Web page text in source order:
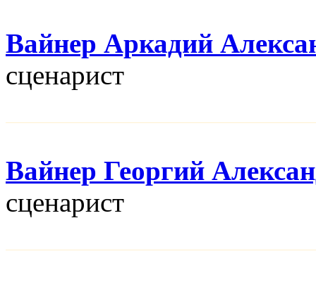
Вайнер Аркадий
сценарист
Вайнер Георгий
сценарист